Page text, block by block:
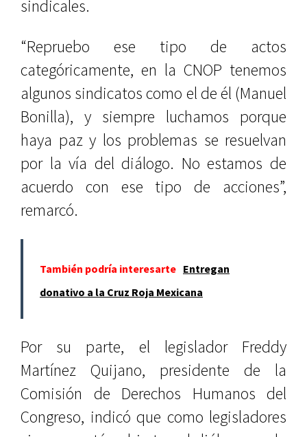
sindicales.
“Repruebo ese tipo de actos
categóricamente, en la CNOP tenemos
algunos sindicatos como el de él (Manuel
Bonilla), y siempre luchamos porque
haya paz y los problemas se resuelvan
por la vía del diálogo. No estamos de
acuerdo con ese tipo de acciones”,
remarcó.
También podría interesarte Entregan
donativo a la Cruz Roja Mexicana
Por su parte, el legislador Freddy
Martínez Quijano, presidente de la
Comisión de Derechos Humanos del
Congreso, indicó que como legisladores